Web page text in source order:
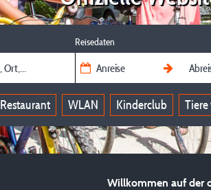
Reisedaten
Restaurant WLAN Kinderclub
Willkommen auf der